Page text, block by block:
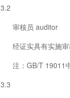
3.2
审核员 auditor
经证实具有实施审
注：GB/T 19011中
3.3